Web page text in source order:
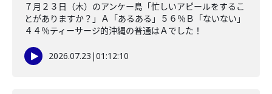
７月２３日（木）のアンケー島「忙しいアピールをするこ
とがありますか？」Ａ「あるある」５６％Ｂ「ないない」
４４％ティーサージ的沖縄の普通はＡでした！
2026.07.23 |01:12:10